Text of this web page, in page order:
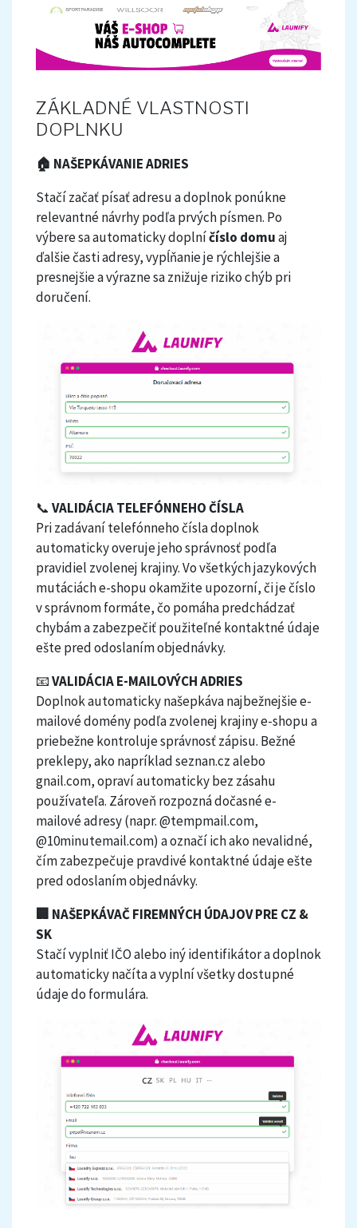
ZÁKLADNÉ VLASTNOSTI
DOPLNKU
🏠 NAŠEPKÁVANIE ADRIES
Stačí začať písať adresu a doplnok ponúkne
relevantné návrhy podľa prvých písmen. Po
výbere sa automaticky doplníčíslo domuaj
ďalšie časti adresy, vypĺňanie je rýchlejšie a
presnejšie a výrazne sa znižuje riziko chýb pri
doručení.
📞 VALIDÁCIA TELEFÓNNEHO ČÍSLA
Pri zadávaní telefónneho čísla doplnok
automaticky overuje jeho správnosť podľa
pravidiel zvolenej krajiny. Vo všetkých jazykových
mutáciách e-shopu okamžite upozorní, či je číslo
v správnom formáte, čo pomáha predchádzať
chybám a zabezpečiť použiteľné kontaktné údaje
ešte pred odoslaním objednávky.
📧VALIDÁCIA E-MAILOVÝCH ADRIES
Doplnok automaticky našepkáva najbežnejšie e-
mailové domény podľa zvolenej krajiny e-shopu a
priebežne kontroluje správnosť zápisu. Bežné
preklepy, ako napríklad seznan.cz alebo
gnail.com, opraví automaticky bez zásahu
používateľa. Zároveň rozpozná dočasné e-
mailové adresy (napr. @tempmail.com,
@10minutemail.com) a označí ich ako nevalidné,
čím zabezpečuje pravdivé kontaktné údaje ešte
pred odoslaním objednávky.
🏢 NAŠEPKÁVAČ FIREMNÝCH ÚDAJOV PRE CZ &
SK
Stačí vyplniť IČO alebo iný identifikátor a doplnok
automaticky načíta a vyplní všetky dostupné
údaje do formulára.